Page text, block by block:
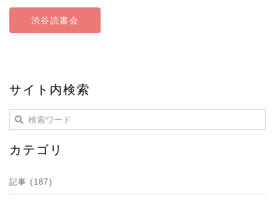
渋谷読書会
サイト内検索
カテゴリ
記事 (187)